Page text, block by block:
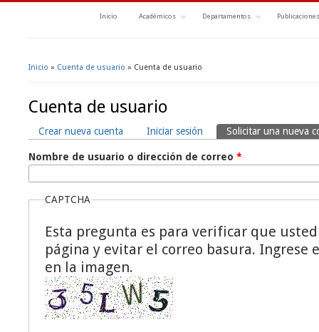
Inicio Académicos Departamentos Publicaciones
Inicio » Cuenta de usuario » Cuenta de usuario
Cuenta de usuario
Solapas principales
Crear nueva cuenta Iniciar sesión Solicitar una nueva
Nombre de usuario o dirección de correo *
CAPTCHA
Esta pregunta es para verificar que
página y evitar el correo basura. Ingrese
en la imagen.